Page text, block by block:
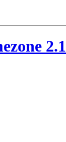
2.1